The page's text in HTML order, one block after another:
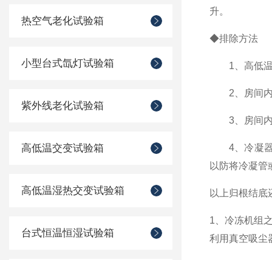
热空气老化试验箱
小型台式氙灯试验箱
紫外线老化试验箱
高低温交变试验箱
高低温湿热交变试验箱
台式恒温恒湿试验箱
升。
◆排除方法
1、高低温
2、房间内
3、房间内
4、冷凝器
以防将冷凝
以上归根结
1、冷冻机组
利用真空吸尘